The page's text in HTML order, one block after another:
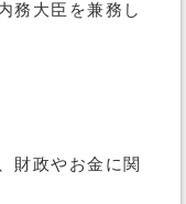
務大臣を兼務し
財政やお金に関